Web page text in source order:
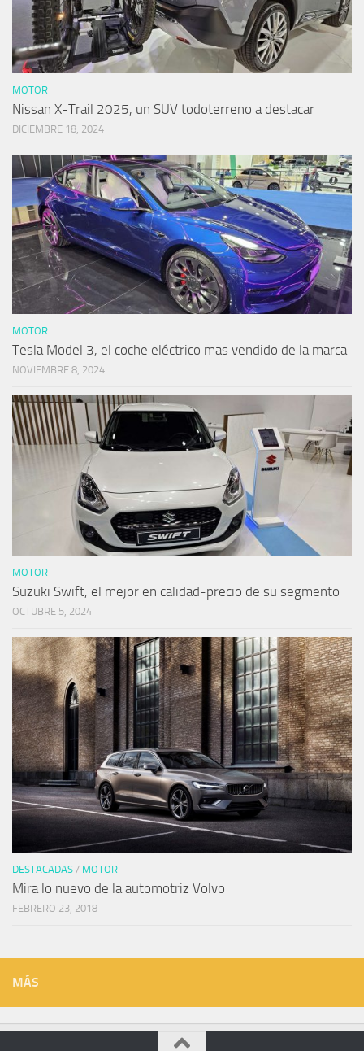
MOTOR
Nissan X-Trail 2025, un SUV todoterreno a destacar
DICIEMBRE 18, 2024
MOTOR
Tesla Model 3, el coche eléctrico mas vendido de la marca
NOVIEMBRE 8, 2024
MOTOR
Suzuki Swift, el mejor en calidad-precio de su segmento
OCTUBRE 5, 2024
DESTACADAS / MOTOR
Mira lo nuevo de la automotriz Volvo
FEBRERO 23, 2018
MÁS